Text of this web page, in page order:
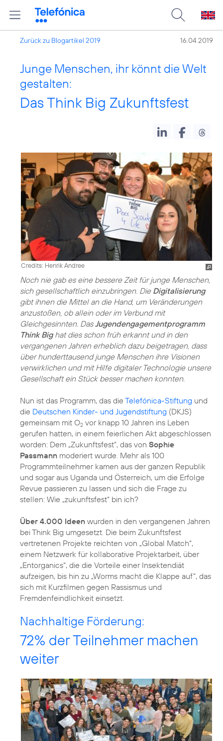
Zurück zu Blogartikel 2019 16.04.2019
Junge Menschen, ihr könnt die Welt
gestalten:
Das Think Big Zukunftsfest
Credits: Henrik Andree
Noch nie gab es eine bessere Zeit für junge Menschen,
sich gesellschaftlich einzubringen. Die Digitalisierung
gibt ihnen die Mittel an die Hand, um Veränderungen
anzustoßen, ob allein oder im Verbund mit
Gleichgesinnten. DasJugendengagementprogramm
Think Bighat dies schon früh erkannt und in den
vergangenen Jahren erheblich dazu beigetragen, dass
über hunderttausend junge Menschen ihre Visionen
verwirklichen und mit Hilfe digitaler Technologie unsere
Gesellschaft ein Stück besser machen konnten.
Nun ist das Programm, das die Telefónica-Stiftung und
die Deutschen Kinder- und Jugendstiftung (DKJS)
gemeinsam mit O2 vor knapp 10 Jahren ins Leben
gerufen hatten, in einem feierlichen Akt abgeschlossen
worden: Dem „Zukunftsfest“, das von Sophie
Passmann moderiert wurde. Mehr als 100
Programmteilnehmer kamen aus der ganzen Republik
und sogar aus Uganda und Österreich, um die Erfolge
Revue passieren zu lassen und sich die Frage zu
stellen: Wie „zukunftsfest“ bin ich?
Über 4.000 Ideen wurden in den vergangenen Jahren
bei Think Big umgesetzt. Die beim Zukunftsfest
vertretenen Projekte reichten von „Global Match“,
einem Netzwerk für kollaborative Projektarbeit, über
„Entorganics“, die die Vorteile einer Insektendiät
aufzeigen, bis hin zu „Worms macht die Klappe auf“, das
sich mit Kurzfilmen gegen Rassismus und
Fremdenfeindlichkeit einsetzt.
Nachhaltige Förderung:
72% der Teilnehmer machen
weiter